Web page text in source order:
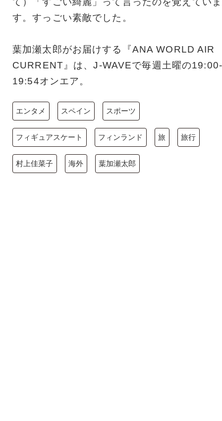
す。すっごい素敵でした。
葉加瀬太郎がお届けする『ANA WORLD AIR
CURRENT』は、J-WAVEで毎週土曜の19:00-
19:54オンエア。
エンタメ スペイン スポーツ
フィギュアスケート フィンランド 旅 旅行
村上佳菜子 海外 葉加瀬太郎